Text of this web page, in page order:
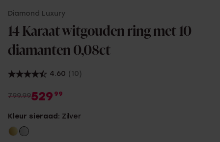
Diamond Luxury
14 Karaat witgouden ring met 10
diamanten 0,08ct
4.60 (10)
799.99529 99
Kleur sieraad: Zilver